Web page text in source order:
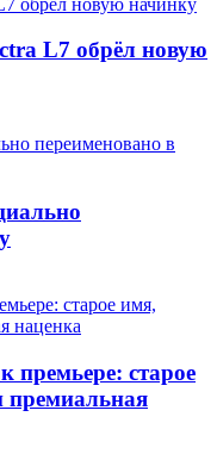
L7 обрёл новую
премьере: старое
премиальная